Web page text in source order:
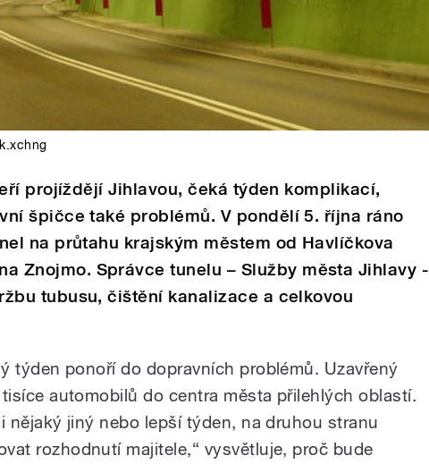
projíždějí Jihlavou, čeká týden komplikací,
špičce také problémů. V pondělí 5. října ráno
na průtahu krajským městem od Havlíčkova
Znojmo. Správce tunelu – Služby města Jihlavy -
tubusu, čištění kanalizace a celkovou
týden ponoří do dopravních problémů. Uzavřený
automobilů do centra města přilehlých oblastí.
nějaký jiný nebo lepší týden, na druhou stranu
rozhodnutí majitele,“ vysvětluje, proč bude